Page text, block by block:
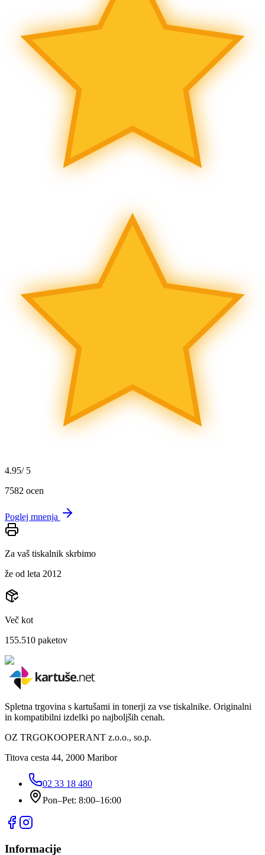
4.95/ 5
7582 ocen
Poglej mnenja
Za vaš tiskalnik skrbimo
že od leta 2012
Več kot
155.510 paketov
Spletna trgovina s kartušami in tonerji za vse tiskalnike. Originalni
in kompatibilni izdelki po najboljših cenah.
OZ TRGOKOOPERANT z.o.o., so.p.
Titova cesta 44, 2000 Maribor
02 33 18 480
Pon–Pet: 8:00–16:00
Informacije